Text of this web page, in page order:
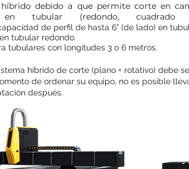
debido a que permite corte en
tubular (redondo,
de perfil de hasta 6” (de lado) en
tubular redondo.
tubulares con longitudes 3 o 6 metros.
híbrido de corte (plano + rotativo) debe
de ordenar su equipo, no es posible
después.